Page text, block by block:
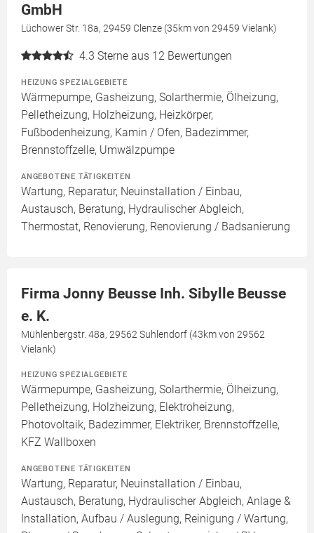
GmbH
Lüchower Str. 18a, 29459 Clenze (35km von 29459 Vielank)
4.3 Sterne aus 12 Bewertungen
HEIZUNG SPEZIALGEBIETE
Wärmepumpe, Gasheizung, Solarthermie, Ölheizung,
Pelletheizung, Holzheizung, Heizkörper,
Fußbodenheizung, Kamin / Ofen, Badezimmer,
Brennstoffzelle, Umwälzpumpe
ANGEBOTENE TÄTIGKEITEN
Wartung, Reparatur, Neuinstallation / Einbau,
Austausch, Beratung, Hydraulischer Abgleich,
Thermostat, Renovierung, Renovierung / Badsanierung
Firma Jonny Beusse Inh. Sibylle Beusse
e. K.
Mühlenbergstr. 48a, 29562 Suhlendorf (43km von 29562
Vielank)
HEIZUNG SPEZIALGEBIETE
Wärmepumpe, Gasheizung, Solarthermie, Ölheizung,
Pelletheizung, Holzheizung, Elektroheizung,
Photovoltaik, Badezimmer, Elektriker, Brennstoffzelle,
KFZ Wallboxen
ANGEBOTENE TÄTIGKEITEN
Wartung, Reparatur, Neuinstallation / Einbau,
Austausch, Beratung, Hydraulischer Abgleich, Anlage &
Installation, Aufbau / Auslegung, Reinigung / Wartung,